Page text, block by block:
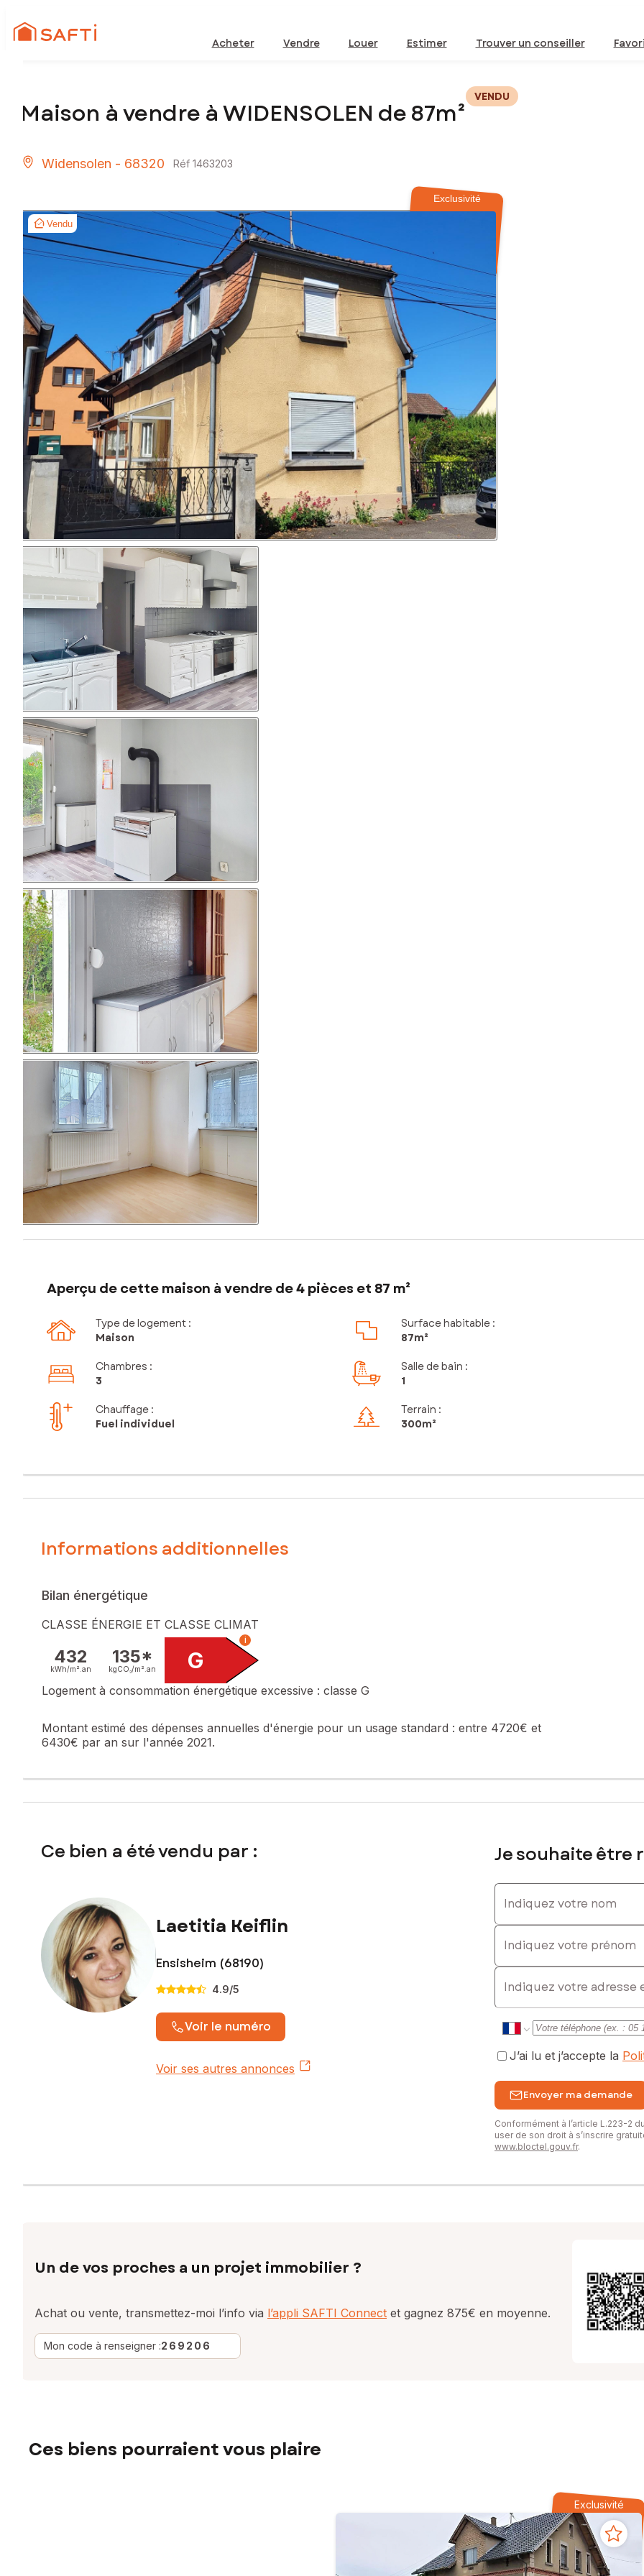
Acheter Vendre Louer Estimer Trouver un conseiller
Maison à vendre à WIDENSOLEN de 87m²
VENDU
Widensolen - 68320 Réf 1463203
Exclusivité
Vendu
Aperçu de cette maison à vendre de 4 pièces et 87 m²
Type de logement :
Maison
Surface habitable :
87m²
Chambres :
3
Salle de bain :
1
Chauffage :
Fuel individuel
Terrain :
300m²
Informations additionnelles
Bilan énergétique
CLASSE ÉNERGIE ET CLASSE CLIMAT
432
kWh/m². an
135*
kgCO₂/m². an G
i
Logement à consommation énergétique excessive : classe G
Montant estimé des dépenses annuelles d'énergie pour un usage standard : entre 4720€ et
6430€ par an sur l'année 2021.
Ce bien a été vendu par :
Laetitia Keiflin
Ensisheim (68190)
4.9/5
Voir le numéro
Voir ses autres annonces
Je souhaite être
Indiquez votre nom
Indiquez votre prénom
E-mail
J’ai lu et j’accepte la
Envoyer ma demande
Conformément à l’article L.223-2
user de son droit à s’inscrire
www.bloctel.gouv.fr.
Un de vos proches a un projet immobilier ?
Achat ou vente, transmettez-moi l’info via l’appli SAFTI Connect et gagnez 875€ en moyenne.
Mon code à renseigner :269206
Ces biens pourraient vous plaire
Exclusivité